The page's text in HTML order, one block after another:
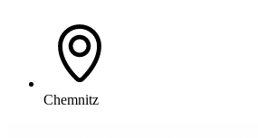
Chemnitz